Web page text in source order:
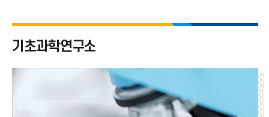
기초과학연구소